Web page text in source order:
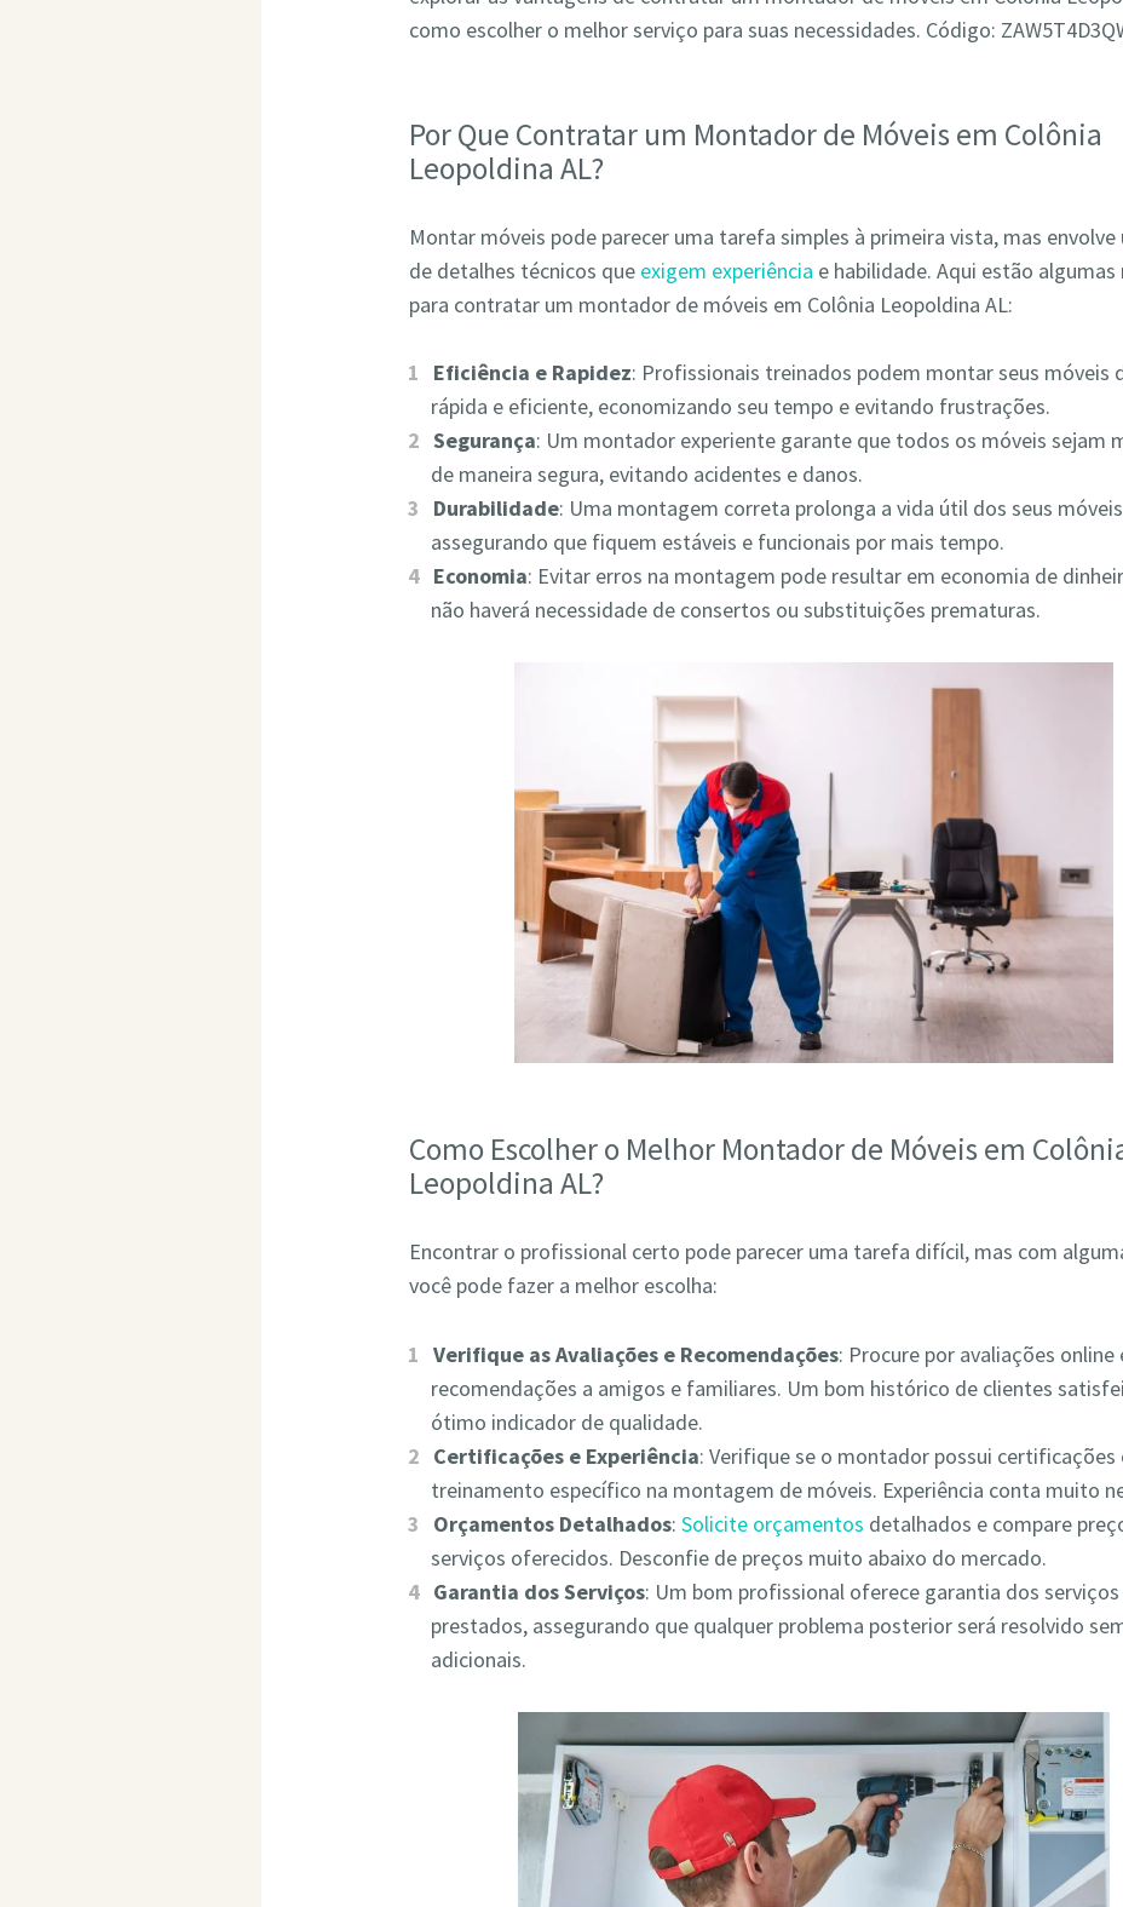
como escolher o melhor serviço para suas necessidades. Código:
Por Que Contratar um Montador de Móveis em Colônia
Leopoldina AL?
Montar móveis pode parecer uma tarefa simples à primeira vista, mas envolve
de detalhes técnicos que exigem experiência e habilidade. Aqui estão algumas
para contratar um montador de móveis em Colônia Leopoldina AL:
Eficiência e Rapidez: Profissionais treinados podem montar seus móveis
rápida e eficiente, economizando seu tempo e evitando frustrações.
Segurança: Um montador experiente garante que todos os móveis sejam
de maneira segura, evitando acidentes e danos.
Durabilidade: Uma montagem correta prolonga a vida útil dos seus
assegurando que fiquem estáveis e funcionais por mais tempo.
Economia: Evitar erros na montagem pode resultar em economia de
não haverá necessidade de consertos ou substituições prematuras.
Como Escolher o Melhor Montador de Móveis em
Leopoldina AL?
Encontrar o profissional certo pode parecer uma tarefa difícil, mas com
você pode fazer a melhor escolha:
Verifique as Avaliações e Recomendações: Procure por avaliações online
recomendações a amigos e familiares. Um bom histórico de clientes
ótimo indicador de qualidade.
Certificações e Experiência: Verifique se o montador possui certificações
treinamento específico na montagem de móveis. Experiência conta muito
Orçamentos Detalhados:Solicite orçamentos detalhados e compare
serviços oferecidos. Desconfie de preços muito abaixo do mercado.
Garantia dos Serviços: Um bom profissional oferece garantia dos serviços
prestados, assegurando que qualquer problema posterior será resolvido
adicionais.